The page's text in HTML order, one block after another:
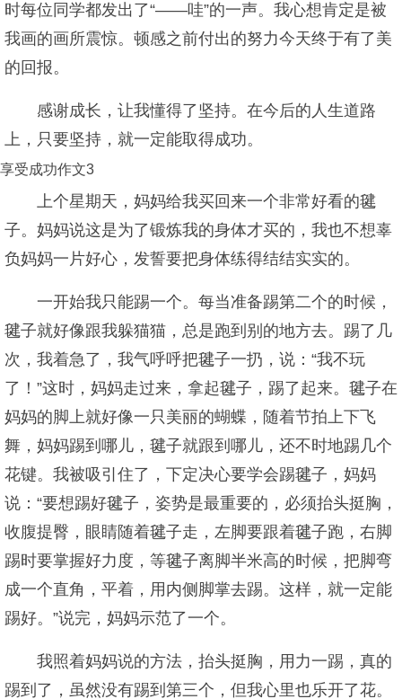
时每位同学都发出了“——哇”的一声。我心想肯定是被
我画的画所震惊。顿感之前付出的努力今天终于有了美
的回报。
感谢成长，让我懂得了坚持。在今后的人生道路
上，只要坚持，就一定能取得成功。
享受成功作文3
上个星期天，妈妈给我买回来一个非常好看的毽
子。妈妈说这是为了锻炼我的身体才买的，我也不想辜
负妈妈一片好心，发誓要把身体练得结结实实的。
一开始我只能踢一个。每当准备踢第二个的时候，
毽子就好像跟我躲猫猫，总是跑到别的地方去。踢了几
次，我着急了，我气呼呼把毽子一扔，说：“我不玩
了！”这时，妈妈走过来，拿起毽子，踢了起来。毽子在
妈妈的脚上就好像一只美丽的蝴蝶，随着节拍上下飞
舞，妈妈踢到哪儿，毽子就跟到哪儿，还不时地踢几个
花键。我被吸引住了，下定决心要学会踢毽子，妈妈
说：“要想踢好毽子，姿势是最重要的，必须抬头挺胸，
收腹提臀，眼睛随着毽子走，左脚要跟着毽子跑，右脚
踢时要掌握好力度，等毽子离脚半米高的时候，把脚弯
成一个直角，平着，用内侧脚掌去踢。这样，就一定能
踢好。”说完，妈妈示范了一个。
我照着妈妈说的方法，抬头挺胸，用力一踢，真的
踢到了，虽然没有踢到第三个，但我心里也乐开了花。